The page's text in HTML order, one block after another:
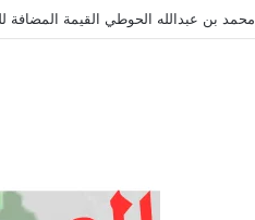
محمد بن عبدالله الحوطي القيمة المضافة